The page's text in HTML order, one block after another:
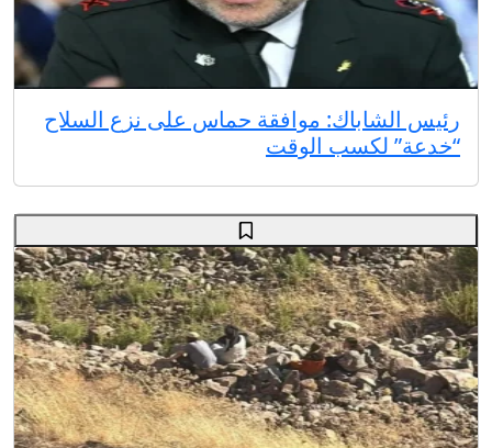
رئيس الشاباك: موافقة حماس على نزع السلاح
“خدعة” لكسب الوقت